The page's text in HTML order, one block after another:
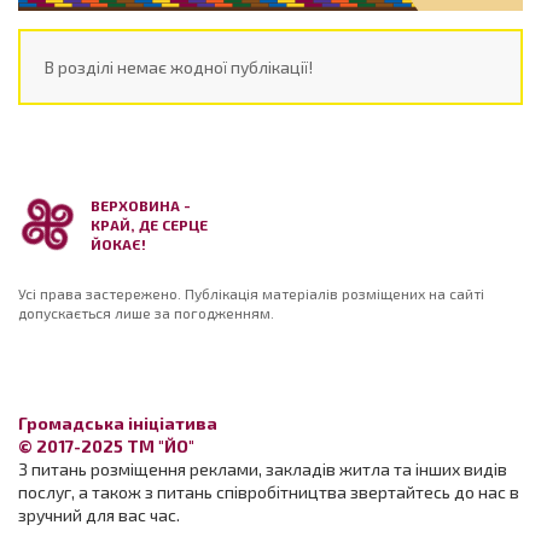
В розділі немає жодної публікації!
ВЕРХОВИНА -
КРАЙ, ДЕ СЕРЦЕ
ЙОКАЄ!
Усі права застережено. Публікація матеріалів розміщених на сайті
допускається лише за погодженням.
Громадська ініціатива
© 2017-2025 ТМ "ЙО"
З питань розміщення реклами, закладів житла та інших видів
послуг, а також з питань співробітництва звертайтесь до нас в
зручний для вас час.